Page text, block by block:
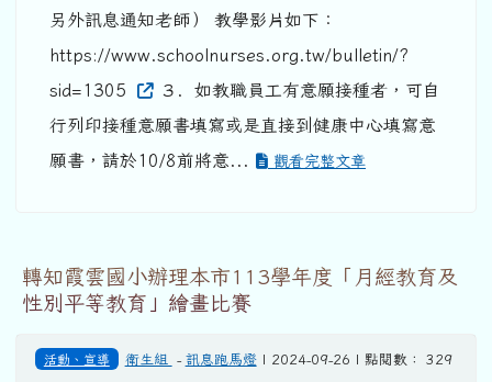
另外訊息通知老師） 教學影片如下：
https://www.schoolnurses.org.tw/bulletin/?
sid=1305
３．如教職員工有意願接種者，可自
行列印接種意願書填寫或是直接到健康中心填寫意
願書，請於10/8前將意...
觀看完整文章
轉知霞雲國小辦理本市113學年度「月經教育及
性別平等教育」繪畫比賽
活動、宣導 衛生組 - 訊息跑馬燈| 2024-09-26 | 點閱數： 329